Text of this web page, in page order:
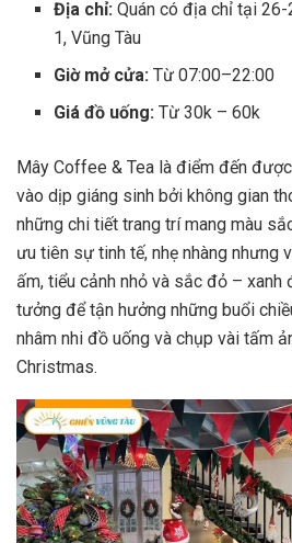
Địa chỉ: Quán có địa chỉ tại
1, Vũng Tàu
Giờ mở cửa:Từ 07:00–22:00
Giá đồ uống:Từ 30k – 60k
Mây Coffee & Tea là điểm đến
vào dịp giáng sinh bởi không gian
những chi tiết trang trí mang màu
ưu tiên sự tinh tế, nhẹ nhàng nhưng
ấm, tiểu cảnh nhỏ và sắc đỏ –
tưởng để tận hưởng những buổi
nhâm nhi đồ uống và chụp vài tấm
Christmas.